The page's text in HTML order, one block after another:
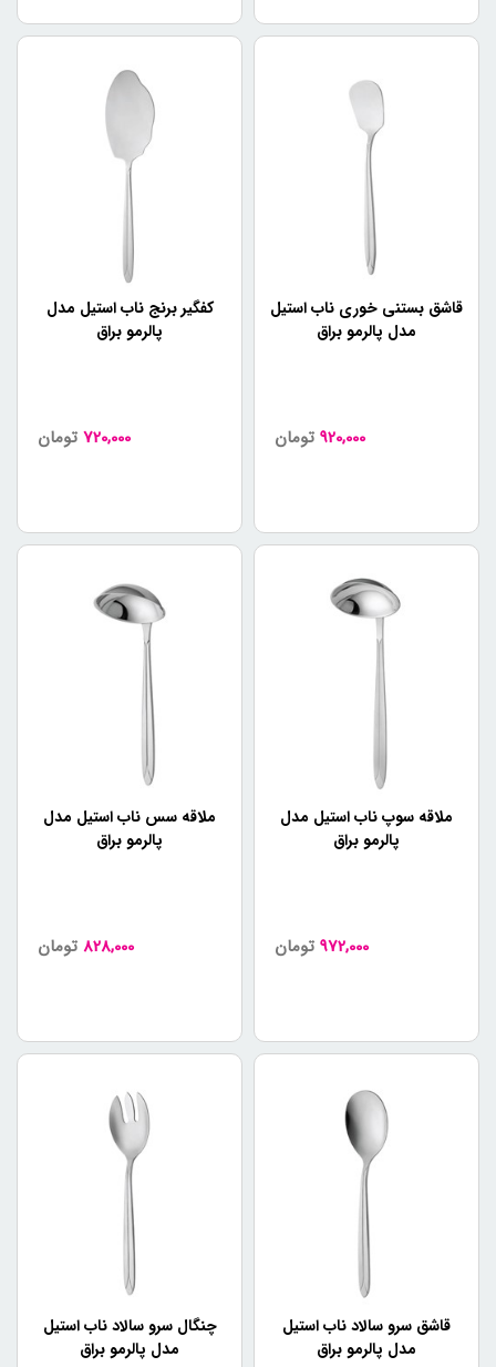
قاشق بستنی خوری ناب استیل
مدل پالرمو براق
920,000 تومان
کفگیر برنج ناب استیل مدل
پالرمو براق
720,000 تومان
ملاقه سوپ ناب استیل مدل
پالرمو براق
972,000 تومان
ملاقه سس ناب استیل مدل
پالرمو براق
828,000 تومان
قاشق سرو سالاد ناب استیل
مدل پالرمو براق
چنگال سرو سالاد ناب استیل
مدل پالرمو براق